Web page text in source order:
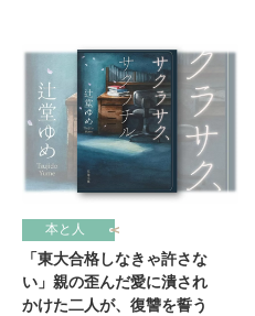
本と人
「東大合格しなきゃ許さな
い」親の歪んだ愛に潰され
かけた二人が、復讐を誓う